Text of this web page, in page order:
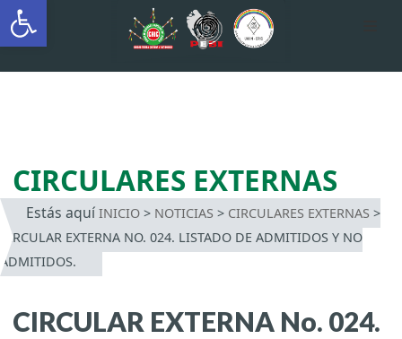
Saltar
al
INTERCULTURAL
CIRCULARES EXTERNAS
Estás aquí INICIO> NOTICIAS > CIRCULARES EXTERNAS >
CIRCULAR EXTERNA NO. 024. LISTADO DE ADMITIDOS Y NO
ADMITIDOS.
CIRCULAR EXTERNA No. 024.